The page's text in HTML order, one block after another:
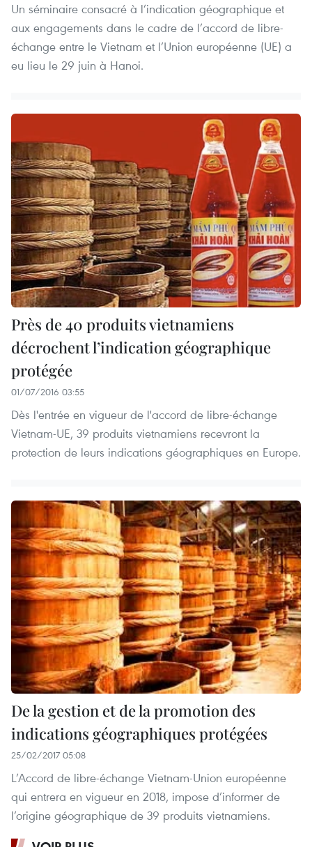
Un séminaire consacré à l’indication géographique et
aux engagements dans le cadre de l’accord de libre-
échange entre le Vietnam et l’Union européenne (UE) a
eu lieu le 29 juin à Hanoi.
Près de 40 produits vietnamiens
décrochent l’indication géographique
protégée
01/07/2016 03:55
Dès l'entrée en vigueur de l'accord de libre-échange
Vietnam-UE, 39 produits vietnamiens recevront la
protection de leurs indications géographiques en Europe.
De la gestion et de la promotion des
indications géographiques protégées
25/02/2017 05:08
L’Accord de libre-échange Vietnam-Union européenne
qui entrera en vigueur en 2018, impose d’informer de
l’origine géographique de 39 produits vietnamiens.